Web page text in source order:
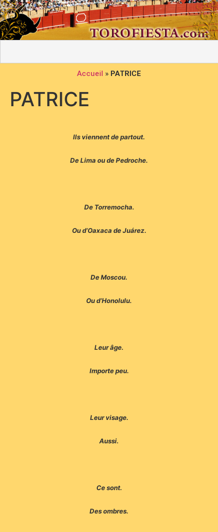
Accueil » PATRICE
PATRICE
Ils viennent de partout.
De Lima ou de Pedroche.
De Torremocha.
Ou d’Oaxaca de Juárez.
De Moscou.
Ou d’Honolulu.
Leur âge.
Importe peu.
Leur visage.
Aussi.
Ce sont.
Des ombres.